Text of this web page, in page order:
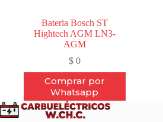
Bateria Bosch ST
Hightech AGM LN3-
AGM
$0
Comprar por
Whatsapp